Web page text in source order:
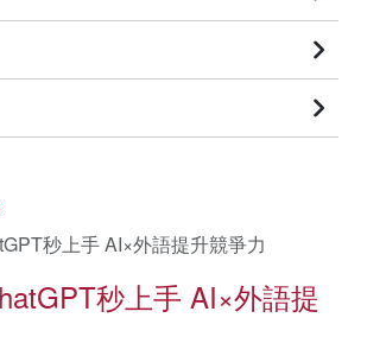
秒上手 AI×外語提升競爭力
秒上手 AI×外語提